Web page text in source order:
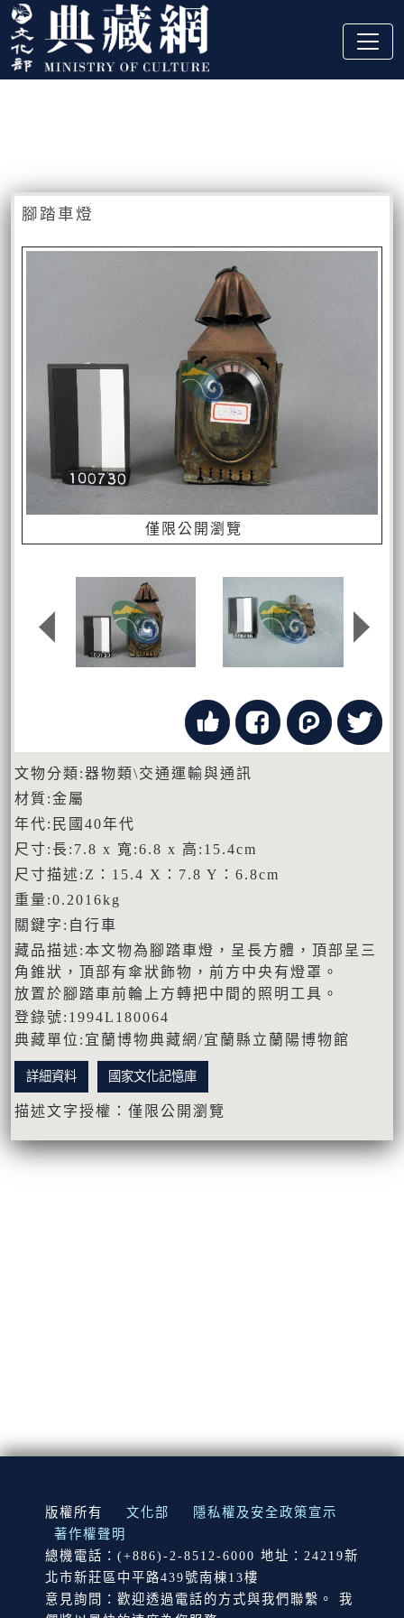
跳到主要內容
:::
腳踏車燈
僅限公開瀏覽
文物分類:器物類\交通運輸與通訊
材質:金屬
年代:民國40年代
尺寸:長:7.8 x 寬:6.8 x 高:15.4cm
尺寸描述:Z：15.4 X：7.8 Y：6.8cm
重量:0.2016kg
關鍵字:自行車
藏品描述:本文物為腳踏車燈，呈長方體，頂部呈三
角錐狀，頂部有傘狀飾物，前方中央有燈罩。
放置於腳踏車前輪上方轉把中間的照明工具。
登錄號:1994L180064
典藏單位:宜蘭博物典藏網/宜蘭縣立蘭陽博物館
詳細資料 國家文化記憶庫
描述文字授權：僅限公開瀏覽
:::
版權所有 文化部
隱私權及安全政策宣示
著作權聲明
總機電話：(+886)-2-8512-6000 地址：24219新
北市新莊區中平路439號南棟13樓
意見詢問：歡迎透過電話的方式與我們聯繫。 我